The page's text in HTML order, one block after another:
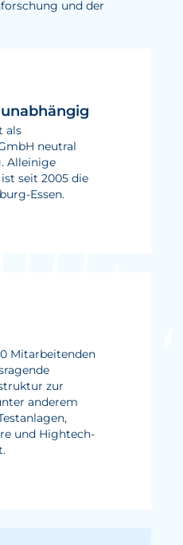
und der
als
neutral
Alleinige
seit 2005 die
Essen.
Mitarbeitenden
zur
anderem
und Hightech-